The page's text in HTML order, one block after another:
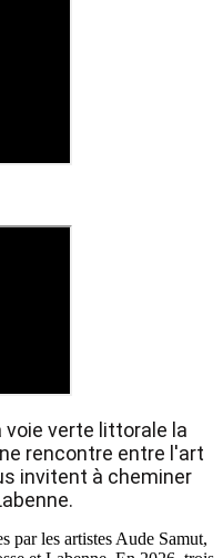
verte littorale la
rencontre entre l'art
invitent à cheminer
par les artistes Aude Samut,